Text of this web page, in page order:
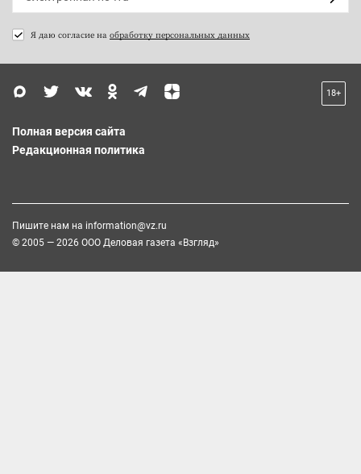
Я даю согласие на обработку персональных данных
18+
Полная версия сайта
Редакционная политика
Пишите нам на information@vz.ru
© 2005 — 2026 ООО Деловая газета «Взгляд»